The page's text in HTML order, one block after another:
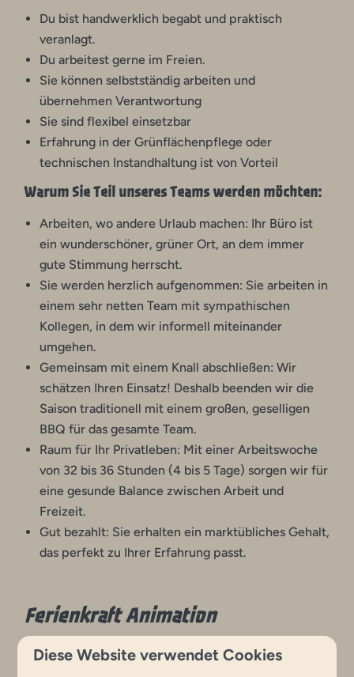
Du bist handwerklich begabt und praktisch
veranlagt.
Du arbeitest gerne im Freien.
Sie können selbstständig arbeiten und
übernehmen Verantwortung
Sie sind flexibel einsetzbar
Erfahrung in der Grünflächenpflege oder
technischen Instandhaltung ist von Vorteil
Warum Sie Teil unseres Teams werden möchten:
Arbeiten, wo andere Urlaub machen: Ihr Büro ist
ein wunderschöner, grüner Ort, an dem immer
gute Stimmung herrscht.
Sie werden herzlich aufgenommen: Sie arbeiten in
einem sehr netten Team mit sympathischen
Kollegen, in dem wir informell miteinander
umgehen.
Gemeinsam mit einem Knall abschließen: Wir
schätzen Ihren Einsatz! Deshalb beenden wir die
Saison traditionell mit einem großen, geselligen
BBQ für das gesamte Team.
Raum für Ihr Privatleben: Mit einer Arbeitswoche
von 32 bis 36 Stunden (4 bis 5 Tage) sorgen wir für
eine gesunde Balance zwischen Arbeit und
Freizeit.
Gut bezahlt: Sie erhalten ein marktübliches Gehalt,
das perfekt zu Ihrer Erfahrung passt.
Ferienkraft Animation
Startdatum: 1. April 2026
Diese Website verwendet Cookies